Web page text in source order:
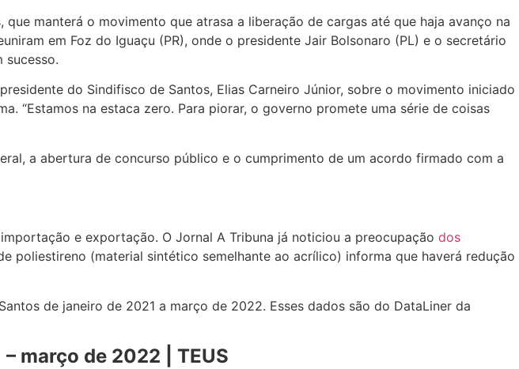
manterá o movimento que atrasa a liberação de cargas até que haja avanço na
em Foz do Iguaçu (PR), onde o presidente Jair Bolsonaro (PL) e o secretário
sucesso.
do Sindifisco de Santos, Elias Carneiro Júnior, sobre o movimento iniciado
“Estamos na estaca zero. Para piorar, o governo promete uma série de coisas
a abertura de concurso público e o cumprimento de um acordo firmado com a
e exportação. O Jornal A Tribuna já noticiou a preocupação dos
poliestireno (material sintético semelhante ao acrílico) informa que haverá redução
de janeiro de 2021 a março de 2022. Esses dados são do DataLiner da
março de 2022 | TEUS